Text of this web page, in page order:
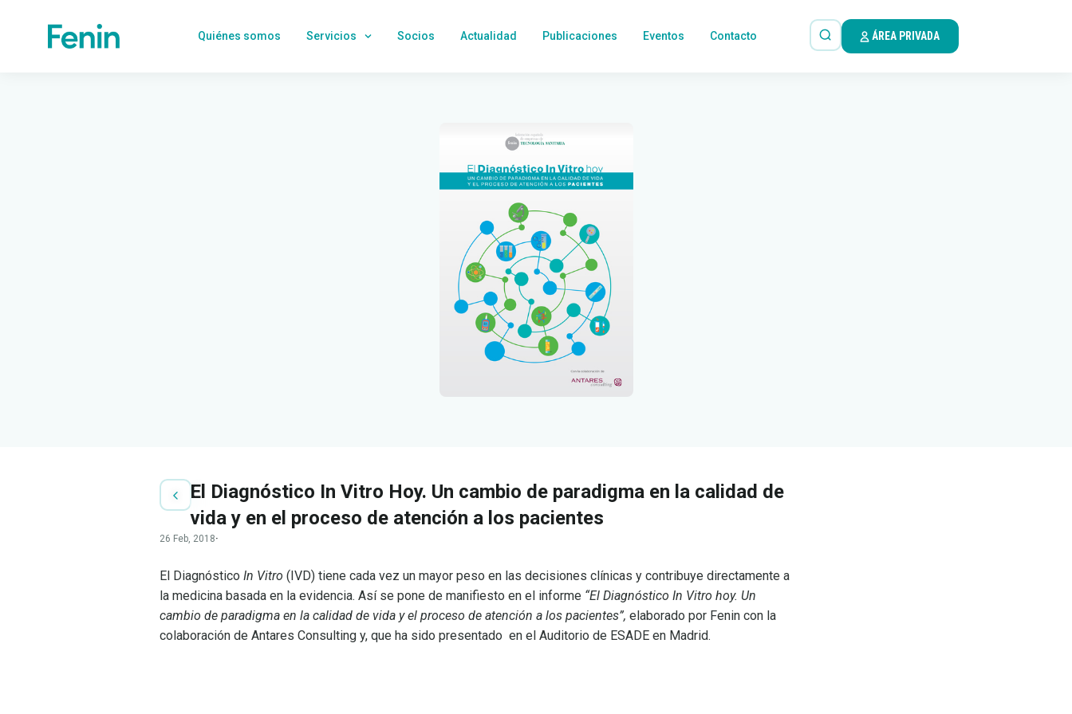
Quiénes somos Servicios Socios Actualidad Publicaciones Eventos Contacto ÁREA PRIVADA
El Diagnóstico In Vitro Hoy. Un cambio de paradigma en la calidad de
vida y en el proceso de atención a los pacientes
26 Feb, 2018·
El Diagnóstico In Vitro (IVD) tiene cada vez un mayor peso en las decisiones clínicas y contribuye directamente a
la medicina basada en la evidencia. Así se pone de manifiesto en el informe “El Diagnóstico In Vitro hoy. Un
cambio de paradigma en la calidad de vida y el proceso de atención a los pacientes”, elaborado por Fenin con la
colaboración de Antares Consulting y, que ha sido presentado en el Auditorio de ESADE en Madrid.